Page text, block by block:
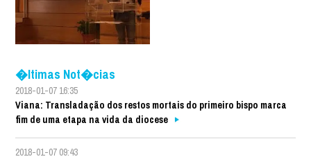
�ltimas Not�cias
2018-01-07 16:35
Viana: Transladação dos restos mortais do primeiro bispo marca
fim de uma etapa na vida da diocese
2018-01-07 09:43